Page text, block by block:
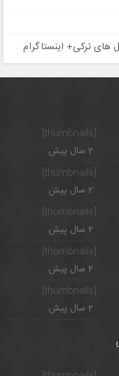
های ترکی+ اینستاگرام
2 سال پیش
[thumbnails]
2 سال پیش
2 سال پیش
[thumbnails]
2 سال پیش
2 سال پیش